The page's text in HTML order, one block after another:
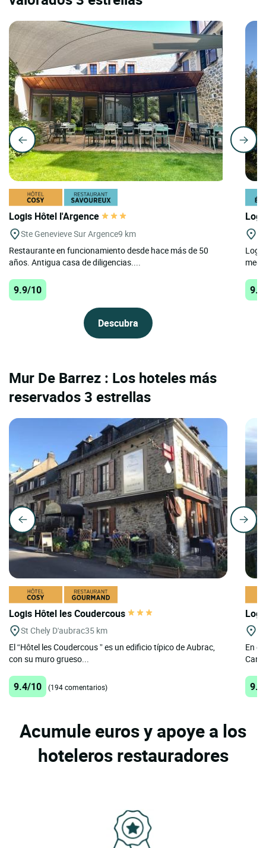
Logis Hôtel l'Argence
Ste Genevieve Sur Argence9 km
Restaurante en funcionamiento desde hace más de 50
años. Antigua casa de diligencias....
9.9/10
Descubra
Mur De Barrez : Los hoteles más
reservados 3 estrellas
Logis Hôtel les Coudercous
St Chely D'aubrac35 km
El “Hôtel les Coudercous ” es un edificio típico de Aubrac,
con su muro grueso...
9.4/10 (194 comentarios)
En
Acumule euros y apoye a los
hoteleros restauradores